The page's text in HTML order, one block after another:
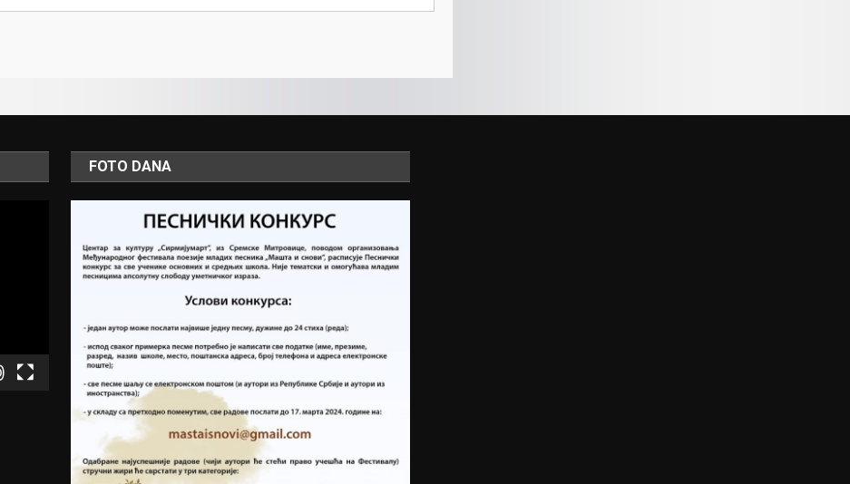
FOTO DANA